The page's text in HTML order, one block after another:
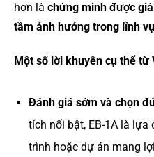
hơn là chứng minh được
tầm ảnh hưởng trong lĩnh
Một số lời khuyên cụ thể từ
Đánh giá sớm và chọn
tích nổi bật, EB-1A là lựa
trình hoặc dự án mang